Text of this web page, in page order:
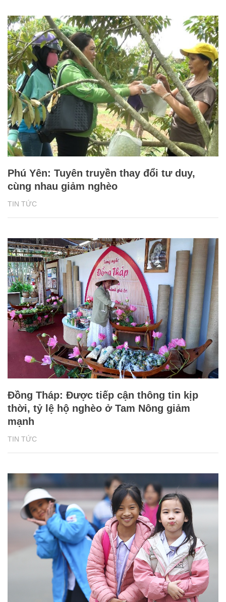
TIN TỨC
Phú Yên: Tuyên truyền thay đổi tư duy,
cùng nhau giảm nghèo
TIN TỨC
Đồng Tháp: Được tiếp cận thông tin kịp
thời, tỷ lệ hộ nghèo ở Tam Nông giảm
mạnh